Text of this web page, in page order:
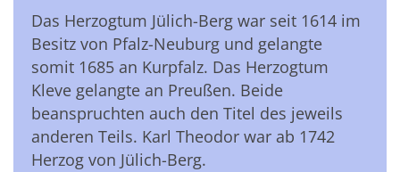
Das Herzogtum Jülich-Berg war seit 1614 im
Besitz von Pfalz-Neuburg und gelangte
somit 1685 an Kurpfalz. Das Herzogtum
Kleve gelangte an Preußen. Beide
beanspruchten auch den Titel des jeweils
anderen Teils. Karl Theodor war ab 1742
Herzog von Jülich-Berg.